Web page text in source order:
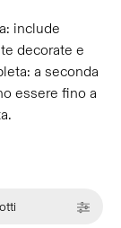
include
decorate e
a seconda
essere fino a